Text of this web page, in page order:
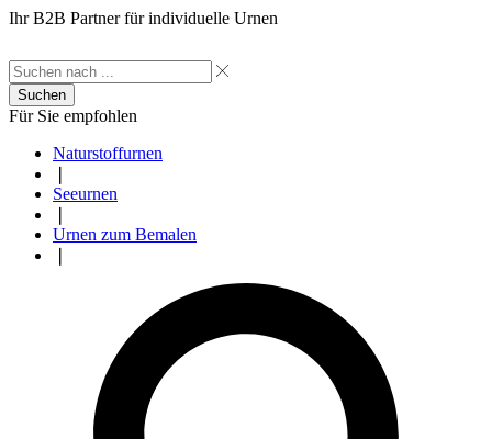
Ihr B2B Partner für individuelle Urnen
Suchen
Für Sie empfohlen
Naturstoffurnen
Seeurnen
Urnen zum Bemalen